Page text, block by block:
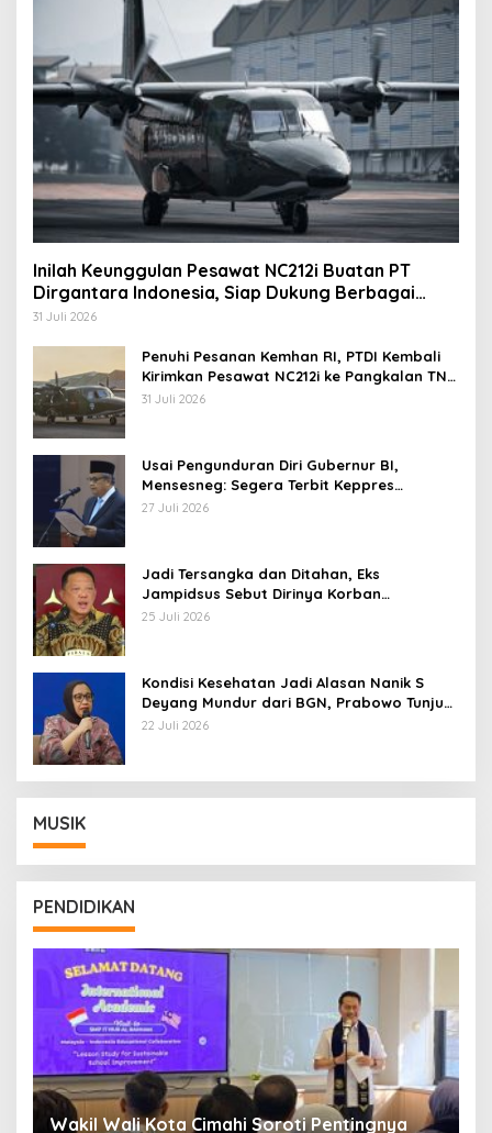
Inilah Keunggulan Pesawat NC212i Buatan PT
Dirgantara Indonesia, Siap Dukung Berbagai
Operasi TNI
31 Juli 2026
Penuhi Pesanan Kemhan RI, PTDI Kembali
Kirimkan Pesawat NC212i ke Pangkalan TNI
AU
31 Juli 2026
Usai Pengunduran Diri Gubernur BI,
Mensesneg: Segera Terbit Keppres
Pemberhentian dengan Hormat
27 Juli 2026
Jadi Tersangka dan Ditahan, Eks
Jampidsus Sebut Dirinya Korban
Kriminalisasi
25 Juli 2026
Kondisi Kesehatan Jadi Alasan Nanik S
Deyang Mundur dari BGN, Prabowo Tunjuk
Wamentan Sudaryono
22 Juli 2026
MUSIK
PENDIDIKAN
Wakil Wali Kota Cimahi Soroti Pentingnya